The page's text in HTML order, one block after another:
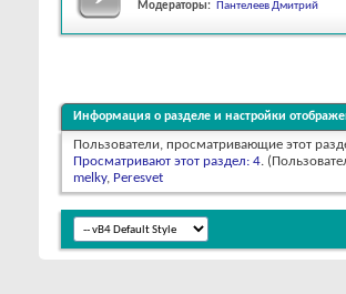
Модераторы: Пантелеев Дмитрий
Информация о разделе и настройки
Пользователи, просматривающие этот
Просматривают этот раздел: 4.
melky, Peresvet